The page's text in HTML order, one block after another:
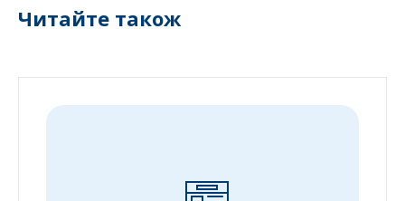
Читайте також